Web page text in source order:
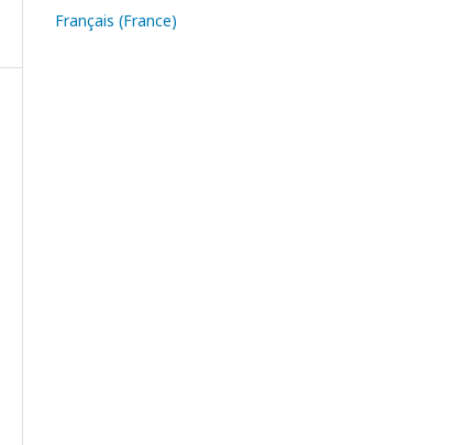
Français (France)